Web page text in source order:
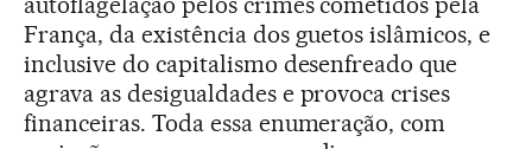
França, da existência dos guetos islâmicos, e
inclusive do capitalismo desenfreado que
agrava as desigualdades e provoca crises
financeiras. Toda essa enumeração, com